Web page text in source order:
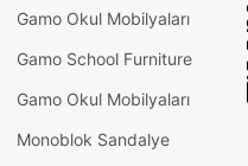
Gamo Okul Mobilyaları
Gamo School Furniture
Gamo Okul Mobilyaları
Monoblok Sandalye